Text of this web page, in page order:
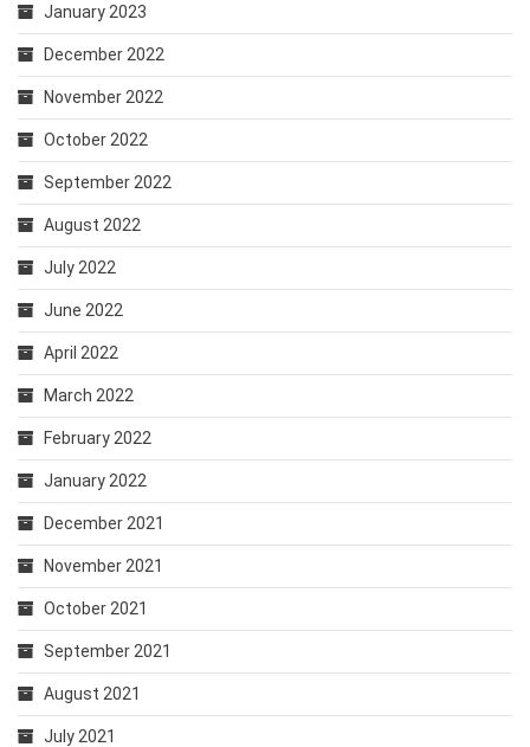
January 2023
December 2022
November 2022
October 2022
September 2022
August 2022
July 2022
June 2022
April 2022
March 2022
February 2022
January 2022
December 2021
November 2021
October 2021
September 2021
August 2021
July 2021